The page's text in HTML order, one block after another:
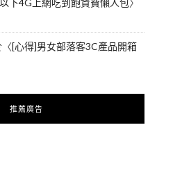
下4G上網吃到飽資費懶人包〉
[心得]男女部落客3C產品開箱
推薦廣告